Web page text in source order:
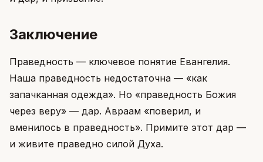
Заключение
Праведность — ключевое понятие Евангелия.
Наша праведность недостаточна — «как
запачканная одежда». Но «праведность Божия
через веру» — дар. Авраам «поверил, и
вменилось в праведность». Примите этот дар —
и живите праведно силой Духа.